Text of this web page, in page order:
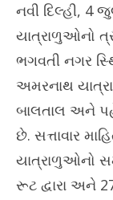
નવી દિલ્હી, 4
યાત્રાળુઓનો
ભગવતી નગર
અમરનાથ યાત્રા
બાલતાલ અને
છે. સત્તાવાર
યાત્રાળુઓનો
રૂટ દ્વારા અને